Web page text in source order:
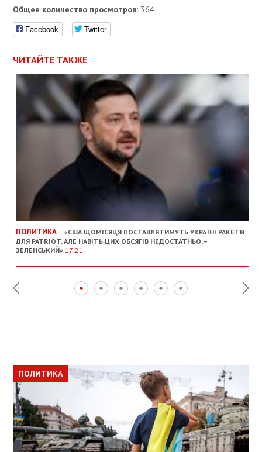
Общее количество просмотров: 364
Facebook Twitter
ЧИТАЙТЕ ТАКЖЕ
ПОЛИТИКА
«США ЩОМІСЯЦЯ ПОСТАВЛЯТИМУТЬ УКРАЇНІ РАКЕТИ
ДЛЯ PATRIOT, АЛЕ НАВІТЬ ЦИХ ОБСЯГІВ НЕДОСТАТНЬО, –
ЗЕЛЕНСЬКИЙ» 17:21
ПОЛИТИКА
ПОЛИТИКА
ОБЩЕСТВО
ПОЛИТИКА
ЭКОНОМИКА